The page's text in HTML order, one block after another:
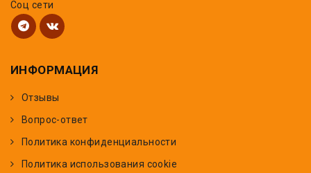
Соц сети
ИНФОРМАЦИЯ
Отзывы
Вопрос-ответ
Политика конфиденциальности
Политика использования cookie